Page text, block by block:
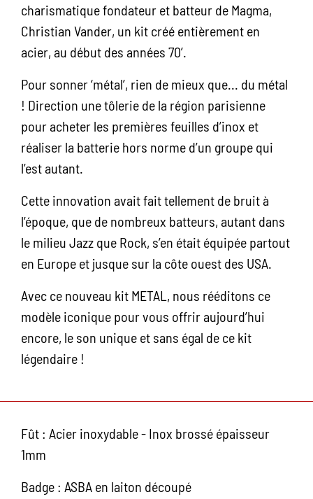
charismatique fondateur et batteur de Magma,
Christian Vander, un kit créé entièrement en
acier, au début des années 70’.
Pour sonner ‘métal’, rien de mieux que... du métal
! Direction une tôlerie de la région parisienne
pour acheter les premières feuilles d’inox et
réaliser la batterie hors norme d’un groupe qui
l’est autant.
Cette innovation avait fait tellement de bruit à
l’époque, que de nombreux batteurs, autant dans
le milieu Jazz que Rock, s’en était équipée partout
en Europe et jusque sur la côte ouest des USA.
Avec ce nouveau kit METAL, nous rééditons ce
modèle iconique pour vous offrir aujourd’hui
encore, le son unique et sans égal de ce kit
légendaire !
Fût : Acier inoxydable - Inox brossé épaisseur
1mm
Badge : ASBA en laiton découpé